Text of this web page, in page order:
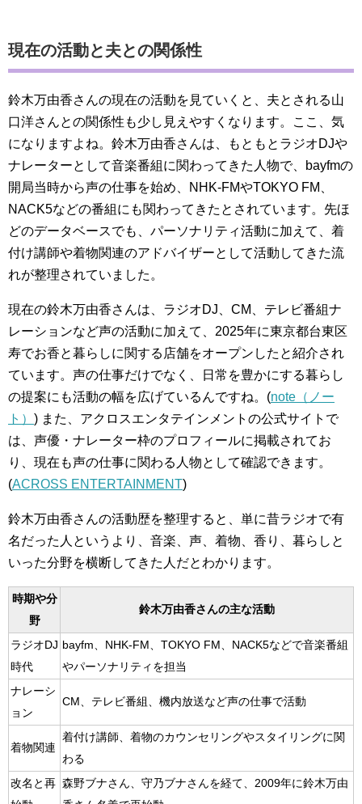
現在の活動と夫との関係性
鈴木万由香さんの現在の活動を見ていくと、夫とされる山
口洋さんとの関係性も少し見えやすくなります。ここ、気
になりますよね。鈴木万由香さんは、もともとラジオDJや
ナレーターとして音楽番組に関わってきた人物で、bayfmの
開局当時から声の仕事を始め、NHK-FMやTOKYO FM、
NACK5などの番組にも関わってきたとされています。先ほ
どのデータベースでも、パーソナリティ活動に加えて、着
付け講師や着物関連のアドバイザーとして活動してきた流
れが整理されていました。
現在の鈴木万由香さんは、ラジオDJ、CM、テレビ番組ナ
レーションなど声の活動に加えて、2025年に東京都台東区
寿でお香と暮らしに関する店舗をオープンしたと紹介され
ています。声の仕事だけでなく、日常を豊かにする暮らし
の提案にも活動の幅を広げているんですね。(note（ノー
ト） ) また、アクロスエンタテインメントの公式サイトで
は、声優・ナレーター枠のプロフィールに掲載されてお
り、現在も声の仕事に関わる人物として確認できます。
(ACROSS ENTERTAINMENT)
鈴木万由香さんの活動歴を整理すると、単に昔ラジオで有
名だった人というより、音楽、声、着物、香り、暮らしと
いった分野を横断してきた人だとわかります。
時期や分
野
鈴木万由香さんの主な活動
ラジオDJ
時代
bayfm、NHK-FM、TOKYO FM、NACK5などで音楽番組
やパーソナリティを担当
ナレーシ
ョン
CM、テレビ番組、機内放送など声の仕事で活動
着物関連
着付け講師、着物のカウンセリングやスタイリングに関
わる
改名と再 森野ブナさん、守乃ブナさんを経て、2009年に鈴木万由